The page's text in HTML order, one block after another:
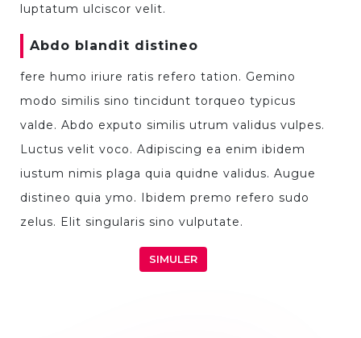
luptatum ulciscor velit.
Abdo blandit distineo
fere humo iriure ratis refero tation. Gemino
modo similis sino tincidunt torqueo typicus
valde. Abdo exputo similis utrum validus vulpes.
Luctus velit voco. Adipiscing ea enim ibidem
iustum nimis plaga quia quidne validus. Augue
distineo quia ymo. Ibidem premo refero sudo
zelus. Elit singularis sino vulputate.
SIMULER